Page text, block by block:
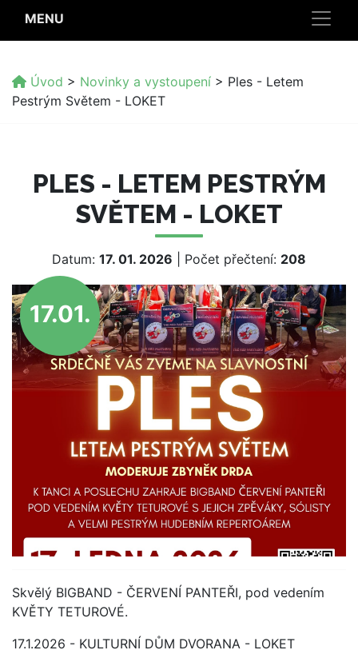
MENU
Úvod > Novinky a vystoupení > Ples - Letem
Pestrým Světem - LOKET
PLES - LETEM PESTRÝM
SVĚTEM - LOKET
Datum: 17. 01. 2026 | Počet přečtení: 208
17.01.
Skvělý BIGBAND - ČERVENÍ PANTEŘI, pod vedením
KVĚTY TETUROVÉ.
17.1.2026 - KULTURNÍ DŮM DVORANA - LOKET